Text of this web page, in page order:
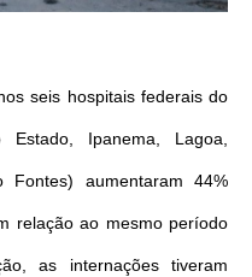
seis hospitais federais do
Ipanema, Lagoa,
Fontes) aumentaram 44%
relação ao mesmo período
as internações tiveram